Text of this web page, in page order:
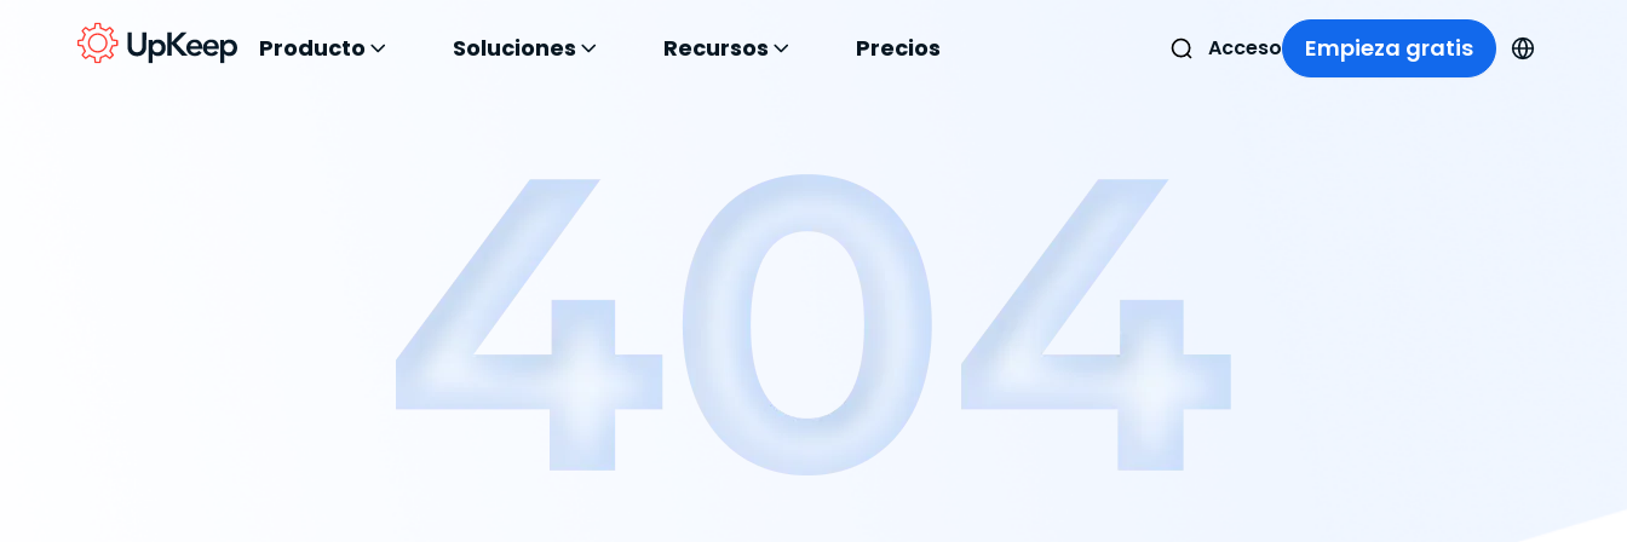
Producto Soluciones Recursos Precios Acceso Empieza gratis